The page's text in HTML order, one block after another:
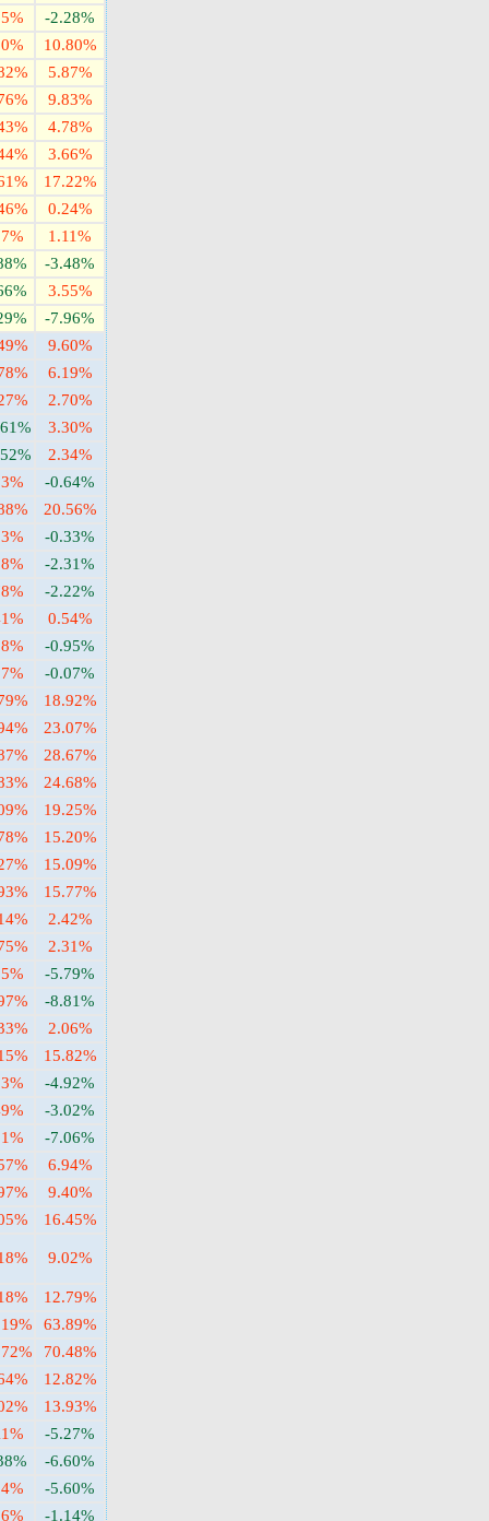
-2.28%
10.80%
5.87%
9.83%
4.78%
3.66%
17.22%
0.24%
1.11%
-3.48%
3.55%
-7.96%
9.60%
6.19%
2.70%
3.30%
2.34%
-0.64%
20.56%
-0.33%
-2.31%
-2.22%
0.54%
-0.95%
-0.07%
18.92%
23.07%
28.67%
24.68%
19.25%
15.20%
15.09%
15.77%
2.42%
2.31%
-5.79%
-8.81%
2.06%
15.82%
-4.92%
-3.02%
-7.06%
6.94%
9.40%
16.45%
9.02%
12.79%
63.89%
70.48%
12.82%
13.93%
-5.27%
-6.60%
-5.60%
-1.14%